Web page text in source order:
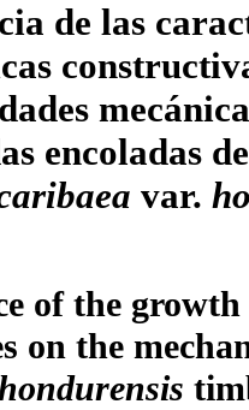
de las
encoladas
var.
of the
on the